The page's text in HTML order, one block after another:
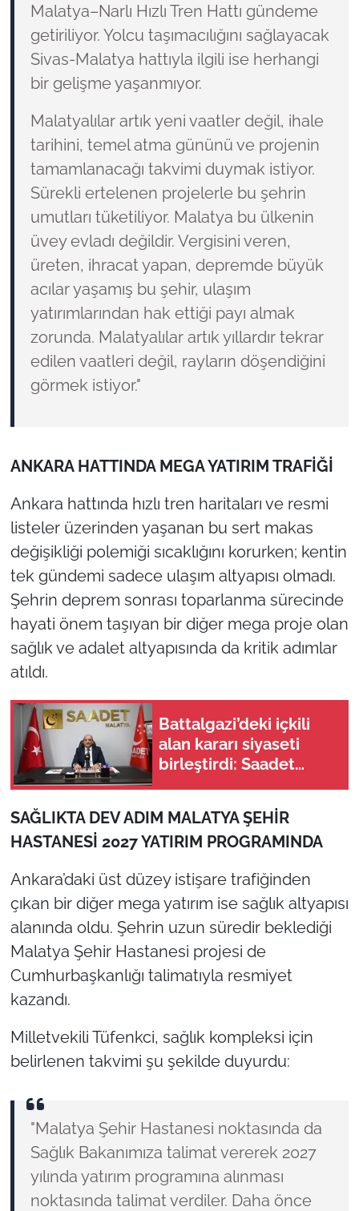
Malatya–Narlı Hızlı Tren Hattı gündeme
getiriliyor. Yolcu taşımacılığını sağlayacak
Sivas-Malatya hattıyla ilgili ise herhangi
bir gelişme yaşanmıyor.
Malatyalılar artık yeni vaatler değil, ihale
tarihini, temel atma gününü ve projenin
tamamlanacağı takvimi duymak istiyor.
Sürekli ertelenen projelerle bu şehrin
umutları tüketiliyor. Malatya bu ülkenin
üvey evladı değildir. Vergisini veren,
üreten, ihracat yapan, depremde büyük
acılar yaşamış bu şehir, ulaşım
yatırımlarından hak ettiği payı almak
zorunda. Malatyalılar artık yıllardır tekrar
edilen vaatleri değil, rayların döşendiğini
görmek istiyor."
ANKARA HATTINDA MEGA YATIRIM TRAFİĞİ
Ankara hattında hızlı tren haritaları ve resmi
listeler üzerinden yaşanan bu sert makas
değişikliği polemiği sıcaklığını korurken; kentin
tek gündemi sadece ulaşım altyapısı olmadı.
Şehrin deprem sonrası toparlanma sürecinde
hayati önem taşıyan bir diğer mega proje olan
sağlık ve adalet altyapısında da kritik adımlar
atıldı.
Battalgazi’deki içkili
alan kararı siyaseti
birleştirdi: Saadet
belediyesine neden
teşekkür etti?
SAĞLIKTA DEV ADIM MALATYA ŞEHİR
HASTANESİ 2027 YATIRIM PROGRAMINDA
Ankara’daki üst düzey istişare trafiğinden
çıkan bir diğer mega yatırım ise sağlık altyapısı
alanında oldu. Şehrin uzun süredir beklediği
Malatya Şehir Hastanesi projesi de
Cumhurbaşkanlığı talimatıyla resmiyet
kazandı.
Milletvekili Tüfenkci, sağlık kompleksi için
belirlenen takvimi şu şekilde duyurdu:
"Malatya Şehir Hastanesi noktasında da
Sağlık Bakanımıza talimat vererek 2027
yılında yatırım programına alınması
noktasında talimat verdiler. Daha önce